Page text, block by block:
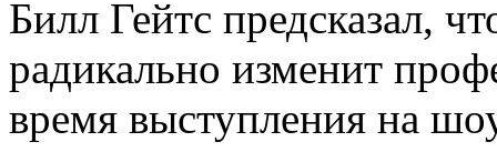
Билл Гейтс предсказал,
радикально изменит
время выступления на